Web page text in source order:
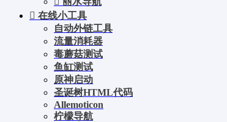
在线小工具
自动外链工具
流量消耗器
毒蘑菇测试
鱼缸测试
原神启动
圣诞树HTML代码
Allemoticon
柠檬导航